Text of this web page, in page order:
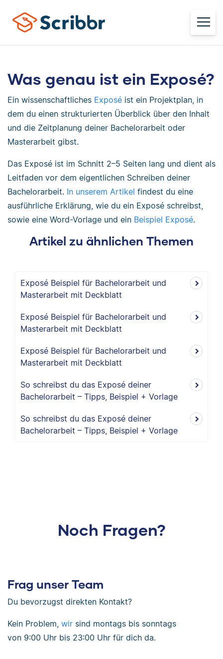
Was genau ist ein Exposé?
Ein wissenschaftliches Exposé ist ein Projektplan, in
dem du einen strukturierten Überblick über den Inhalt
und die Zeitplanung deiner Bachelorarbeit oder
Masterarbeit gibst.
Das Exposé ist im Schnitt 2–5 Seiten lang und dient als
Leitfaden vor dem eigentlichen Schreiben deiner
Bachelorarbeit. In unserem Artikel findest du eine
ausführliche Erklärung, wie du ein Exposé schreibst,
sowie eine Word-Vorlage und ein Beispiel Exposé.
Artikel zu ähnlichen Themen
Exposé Beispiel für Bachelorarbeit und
Masterarbeit mit Deckblatt
Exposé Beispiel für Bachelorarbeit und
Masterarbeit mit Deckblatt
Exposé Beispiel für Bachelorarbeit und
Masterarbeit mit Deckblatt
So schreibst du das Exposé deiner
Bachelorarbeit – Tipps, Beispiel + Vorlage
So schreibst du das Exposé deiner
Bachelorarbeit – Tipps, Beispiel + Vorlage
Noch Fragen?
Frag unser Team
Du bevorzugst direkten Kontakt?
Kein Problem, wir sind montags bis sonntags
von 9:00 Uhr bis 23:00 Uhr für dich da.